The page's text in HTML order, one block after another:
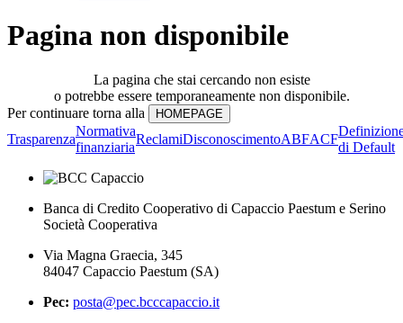
Pagina non disponibile
La pagina che stai cercando non esiste
o potrebbe essere temporaneamente non disponibile.
Per continuare torna alla
Trasparenza
Normativa
finanziaria
ReclamiDisconoscimentoABFACF
di Default
Banca di Credito Cooperativo di Capaccio Paestum e Serino
Società Cooperativa
Via Magna Graecia, 345
84047 Capaccio Paestum (SA)
Pec: posta@pec.bcccapaccio.it